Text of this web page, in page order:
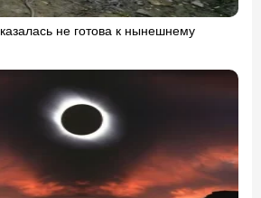
не готова к нынешнему